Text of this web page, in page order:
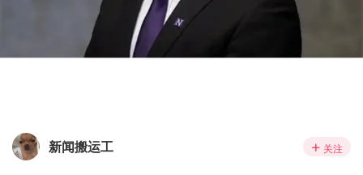
新闻搬运工 关注